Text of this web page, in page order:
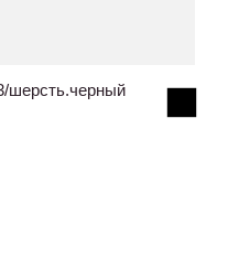
шерсть.черный